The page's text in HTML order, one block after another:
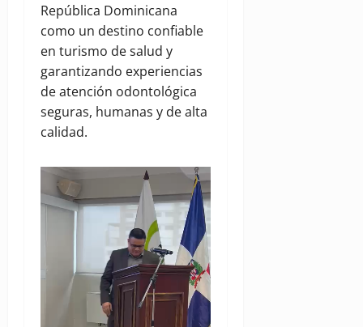
República Dominicana
como un destino confiable
en turismo de salud y
garantizando experiencias
de atención odontológica
seguras, humanas y de alta
calidad.